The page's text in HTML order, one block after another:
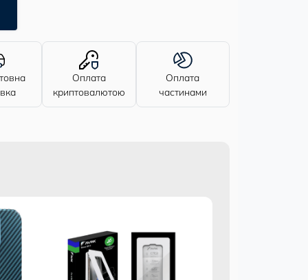
Оплата
криптовалютою
Оплата
частинами